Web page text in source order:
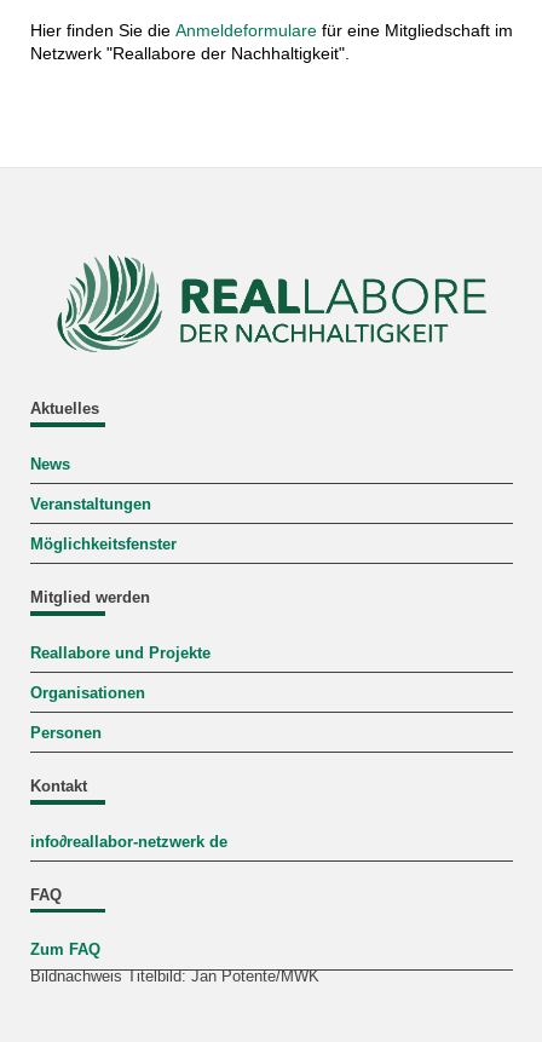
Hier finden Sie die Anmeldeformularefür eine Mitgliedschaft im
Netzwerk "Reallabore der Nachhaltigkeit".
Aktuelles
News
Veranstaltungen
Möglichkeitsfenster
Mitglied werden
Reallabore und Projekte
Organisationen
Personen
Kontakt
info∂reallabor-netzwerk de
FAQ
Zum FAQ
Bildnachweis Titelbild: Jan Potente/MWK